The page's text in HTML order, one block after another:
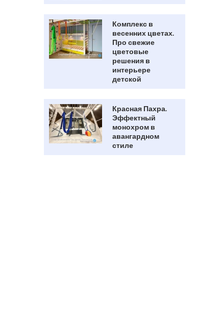
Комплекс в
весенних цветах.
Про свежие
цветовые
решения в
интерьере
детской
Красная Пахра.
Эффектный
монохром в
авангардном
стиле